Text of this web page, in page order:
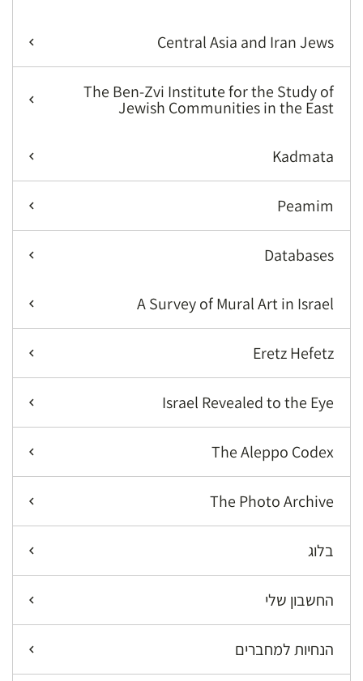
Central Asia and Iran Jews
The Ben-Zvi Institute for the Study of
Jewish Communities in the East
Kadmata
Peamim
Databases
A Survey of Mural Art in Israel
Eretz Hefetz
Israel Revealed to the Eye
The Aleppo Codex
The Photo Archive
בלוג
החשבון שלי
הנחיות למחברים